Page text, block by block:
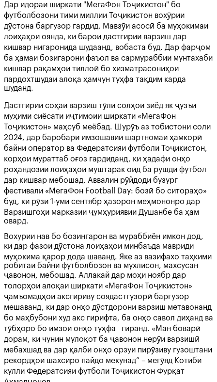
Дар идораи ширкати "МегаФон Тоҷикистон" бо
футболбозони тими миллии Тоҷикистон вохӯрии
дӯстона баргузор гардид. Мавзӯи асосӣ ба муҳокимаи
лоиҳаҳои оянда, ки барои дастгирии варзиш дар
кишвар нигаронида шудаанд, вобаста буд. Дар фарҷом
ба ҳамаи бозигарони фаъол ва сармураббии мунтахаби
кишвар рақамҳои тиллоӣ бо хизматрасониҳои
пардохтшудаи алоқа ҳамчун туҳфа тақдим карда
шуданд.
Дастгирии соҳаи варзиш тӯли солҳои зиёд як ҷузъи
муҳими сиёсати иҷтимоии ширкати «МегаФон
Тоҷикистон» маҳсуб меёбад. Шурӯъ аз тобистони соли
2024, дар баробари имзошавии шартномаи ҳамкорӣ
байни оператор ва Федератсияи футболи Тоҷикистон,
корҳои мураттаб оғоз гардиданд, ки ҳадафи онҳо
роҳандозии лоиҳаҳои муштарак оид ба рушди футбол
дар кишвар мебошад. Аввалин рӯйдоди бузург
фестивали «МегаФон Football Day: бозӣ бо ситораҳо»
буд, ки рӯзи 1-уми сентябр ҳазорон меҳмононро дар
Варзишгоҳи марказии ҷумҳуриявии Душанбе ба ҳам
овард.
Вохурии нав бо бозингарон ва мураббиён имкон дод,
ки дар фазои дӯстона лоиҳаҳои минбаъда мавриди
муҳокима қарор дода шаванд. Яке аз вазифахо таҳкими
робитаи байни футболбозон ва мухлисон, махсусан
ҷавонон, мебошад. Аллакай дар моҳи ноябр дар
толорҳои алоқаи ширкати «МегаФон Тоҷикистон»
ҷамъомадҳои аксгириву соядастгузорӣ баргузор
мешаванд, ки дар онҳо дӯстдорони варзиш метавонанд
бо маҳбубони худ акс гирифта, ба онҳо савол диҳанд ва
тӯбҳоро бо имзои онҳо туҳфа гиранд. «Ман боварӣ
дорам, ки чунин мулоқот ба ҷавонон нерӯи варзишӣ
мебахшад ва дар қалби онҳо орзуи пирӯзиву гузоштани
рекордҳои шахсиро пайдо мекунад” – мегӯяд Котиби
кулли Федератсияи футболи Тоҷикистон Фурқат